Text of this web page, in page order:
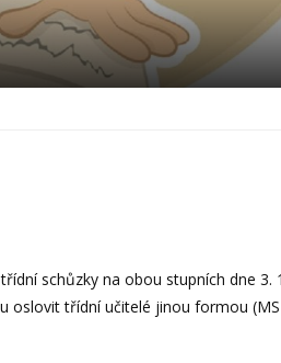
schůzky na obou stupních dne 3.
oslovit třídní učitelé jinou formou